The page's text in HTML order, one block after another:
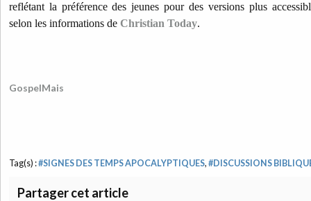
reflétant la préférence des jeunes pour des versions plus
selon les informations de Christian Today.
GospelMais
Tag(s) :#SIGNES DES TEMPS APOCALYPTIQUES, #DISCUSSIONS
Partager cet article